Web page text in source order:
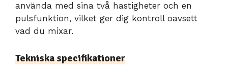
använda med sina två hastigheter och en
pulsfunktion, vilket ger dig kontroll oavsett
vad du mixar.
Tekniska specifikationer